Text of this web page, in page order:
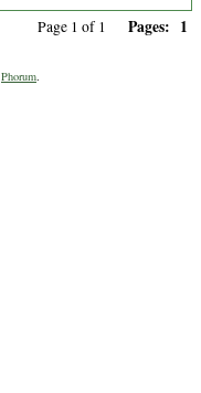
Page 1 of 1 Pages: 1
Phorum.